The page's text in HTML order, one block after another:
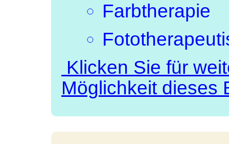
Farbtherapie
Klicken Sie für
Möglichkeit dieses